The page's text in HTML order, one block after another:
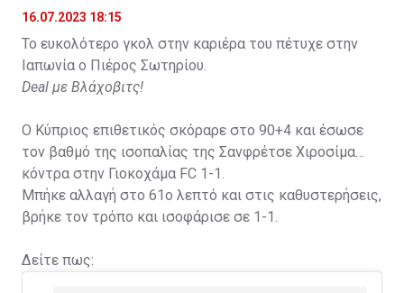
16.07.2023 18:15
Το ευκολότερο γκολ στην καριέρα του πέτυχε στην
Ιαπωνία ο Πιέρος Σωτηρίου.
Deal με Βλάχοβιτς!
Ο Κύπριος επιθετικός σκόραρε στο 90+4 και έσωσε
τον βαθμό της ισοπαλίας της Σανφρέτσε Χιροσίμα
κόντρα στην Γιοκοχάμα FC 1-1.
Μπήκε αλλαγή στο 61ο λεπτό και στις καθυστερήσεις,
βρήκε τον τρόπο και ισοφάρισε σε 1-1.
Δείτε πως: